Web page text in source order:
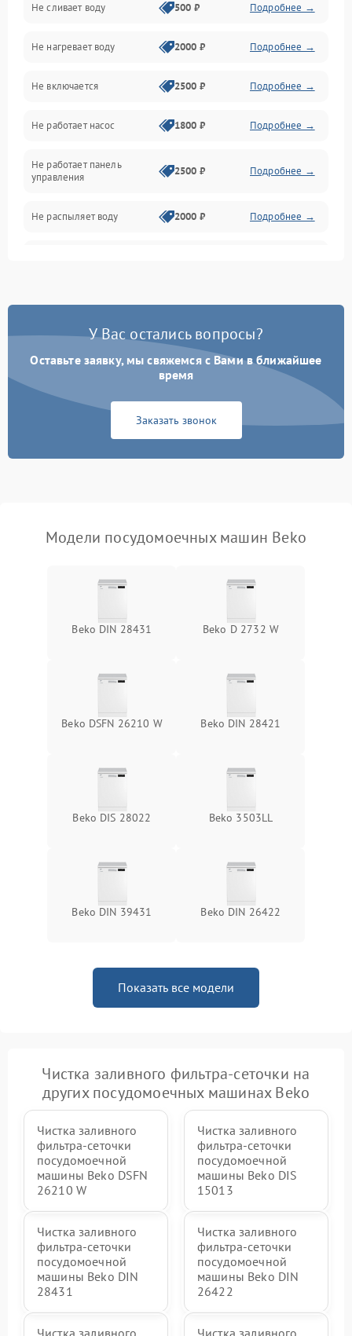
Электропитание
Датчики
Нагрев
Вода
Гигиена
Программное обеспечение
Не сливает воду 500 ₽ Подробнее →
Не нагревает воду 2000 ₽ Подробнее →
Не включается 2500 ₽ Подробнее →
Не работает насос 1800 ₽ Подробнее →
Не работает панель
управления
2500 ₽ Подробнее →
Не распыляет воду 2000 ₽ Подробнее →
Проблемы с набором
Не работает сушилка 2100 ₽ Подробнее →
Сбои в работе таймера 1700 ₽
У Вас остались вопросы?
Оставьте заявку, мы свяжемся с Вами в ближайшее
время
Заказать звонок
Модели посудомоечных машин Beko
Beko DIN 28431 Beko D 2732 W
Beko DSFN 26210 W Beko DIN 28421
Beko DIS 28022 Beko 3503LL
Beko DIN 39431 Beko DIN 26422
Показать все модели
Чистка заливного фильтра-сеточки на
других посудомоечных машинах Beko
Чистка заливного
фильтра-сеточки
посудомоечной
машины Beko DSFN
26210 W
Чистка заливного
фильтра-сеточки
посудомоечной
машины Beko DIS
15013
Чистка заливного
фильтра-сеточки
посудомоечной
машины Beko DIN
28431
Чистка заливного
фильтра-сеточки
посудомоечной
машины Beko DIN
26422